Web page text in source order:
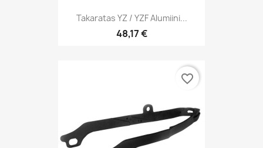
Takaratas YZ / YZF Alumiini...
48,17 €
favorite_border